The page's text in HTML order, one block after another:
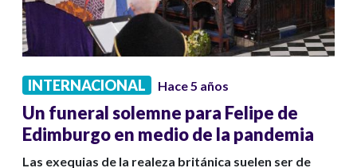
INTERNACIONAL Hace 5 años
Un funeral solemne para Felipe de
Edimburgo en medio de la pandemia
Las exequias de la realeza británica suelen ser de